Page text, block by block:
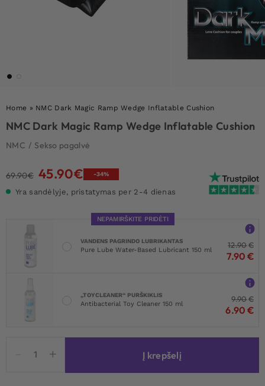
Home » NMC Dark Magic Ramp Wedge Inflatable Cushion
NMC Dark Magic Ramp Wedge Inflatable Cushion
NMC / Sekso pagalvė
69.90€ Original
was:
45.90€Current
45.90€.
-34%
Yra sandėlyje, pristatymas per 2-4 dienas
NEPAMIRŠKITE PRIDĖTI
VANDENS PAGRINDO LUBRIKANTAS
Pure Lube Water-Based Lubricant 150 ml
12.90€
7.90 €
„TOYCLEANER“ PURŠKIKLIS
Antibacterial Toy Cleaner 150 ml
9.90€
6.90 €
kiekis:
Į krepšelį